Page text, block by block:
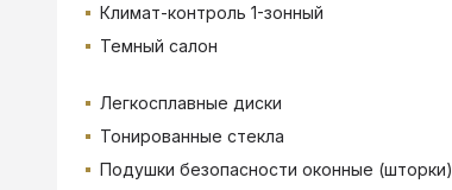
Климат-контроль 1-зонный
Темный салон
Легкосплавные диски
Тонированные стекла
Подушки безопасности оконные (шторки)